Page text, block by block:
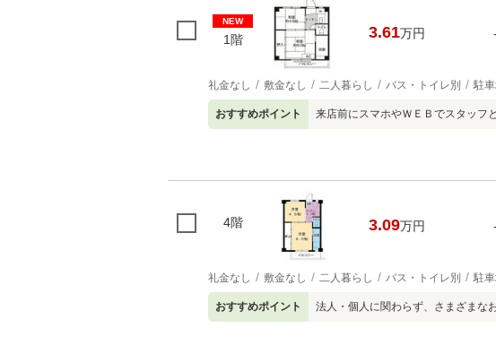
NEW
1階 3.61万円 -
礼金なし 敷金なし 二人暮らし バス・トイレ別 駐
おすすめポイント 来店前にスマホやＷＥＢでスタッフ
4階 3.09万円 -
礼金なし 敷金なし 二人暮らし バス・トイレ別 駐
おすすめポイント 法人・個人に関わらず、さまざまな